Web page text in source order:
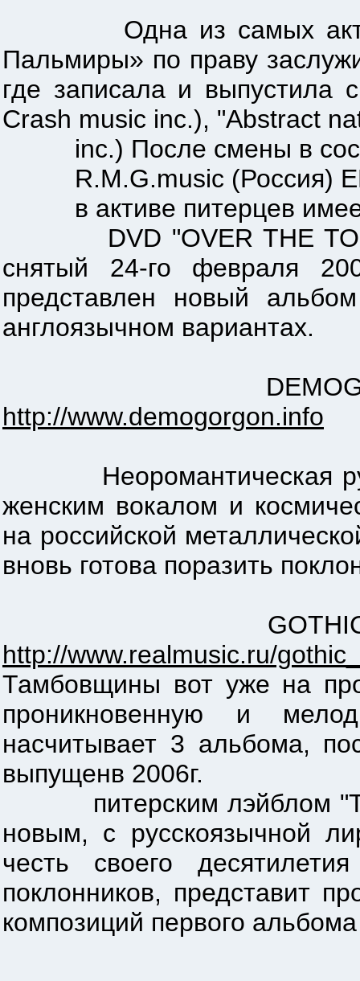
Одна из самых
Пальмиры» по праву
где записала и выпустила
Crash music inc.), "Abstract
inc.) После смены в
R.M.G.music (Россия) EP
в активе питерцев
DVD "OVER THE TOP".
снятый 24-го февраля
представлен новый
англоязычном вариантах.
http://www.demogorgon.info
Неоромантическая
женским вокалом и
на российской
вновь готова поразить
GOTHIC SKY
http://www.realmusic.ru/
Тамбовщины вот уже на
проникновенную и
насчитывает 3 альбома,
выпущенв 2006г.
питерским лэйблом
новым, с русскоязычной
честь своего
поклонников, представит
композиций первого